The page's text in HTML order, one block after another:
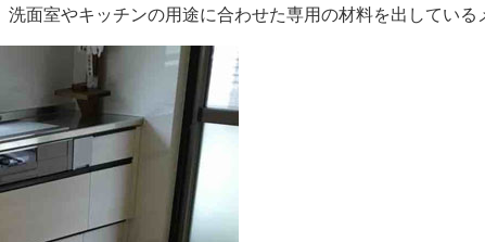
面室やキッチンの用途に合わせた専用の材料を出している